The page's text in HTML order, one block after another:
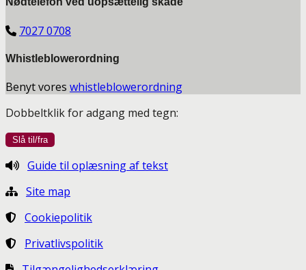
7027 0708
Whistleblowerordning
Benyt vores whistleblowerordning
Dobbeltklik for adgang med tegn:
Guide til oplæsning af tekst
Site map
Cookiepolitik
Privatlivspolitik